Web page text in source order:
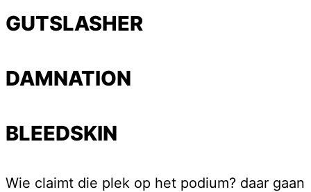
GUTSLASHER
DAMNATION
BLEEDSKIN
Wie claimt die plek op het podium? daar gaan